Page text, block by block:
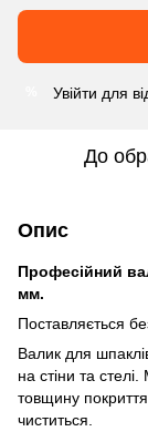
Увійти для
До
Опис
Професійний
мм.
Поставляється
Валик для
на стіни та
товщину
чиститься.